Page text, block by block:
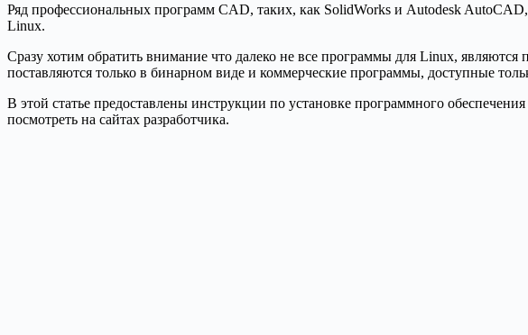
Ряд профессиональных программ CAD, таких, как SolidWorks и Autodesk
Linux.
Сразу хотим обратить внимание что далеко не все программы для Linux,
поставляются только в бинарном виде и коммерческие программы, доступные
В этой статье предоставлены инструкции по установке программного
посмотреть на сайтах разработчика.